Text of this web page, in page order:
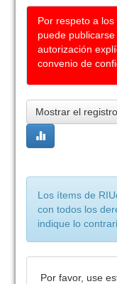
Por respeto a
puede
autorización
convenio de
Mostrar el
Los ítems de
con todos los
indique lo
Por favor, use